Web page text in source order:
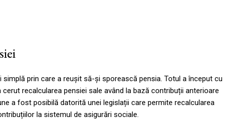
prin care a reușit să-și sporească pensia. Totul a început cu
recalcularea pensiei sale având la bază contribuții anterioare
a fost posibilă datorită unei legislații care permite recalcularea
la sistemul de asigurări sociale.